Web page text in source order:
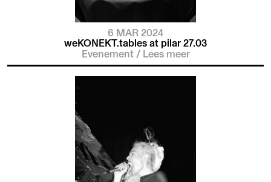
6 MAR 2024
weKONEKT.tables at pilar 27.03
Evenement /Lees meer